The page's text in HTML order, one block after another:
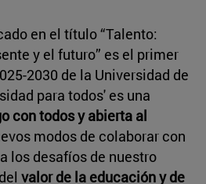
en el título “Talento:
y el futuro” es el primer
2030 de la Universidad de
para todos' es una
con todos y abierta al
modos de colaborar con
los desafíos de nuestro
valor de la educación y de